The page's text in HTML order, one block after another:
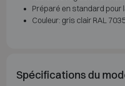
Préparé en standard pour
Couleur: gris clair RAL
Spécifications du